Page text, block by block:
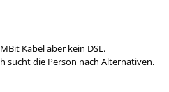
Kabel aber kein DSL.
sucht die Person nach Alternativen.